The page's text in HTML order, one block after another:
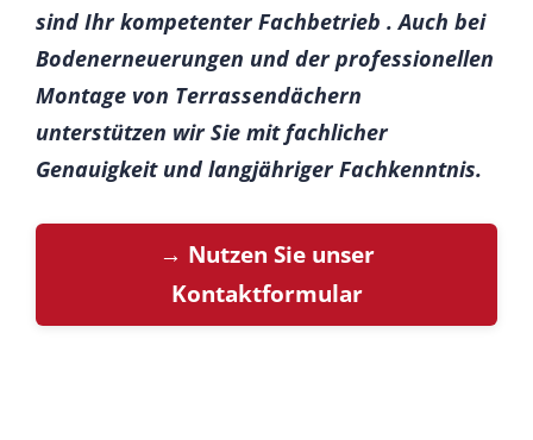
sind Ihr kompetenter Fachbetrieb . Auch bei
Bodenerneuerungen und der professionellen
Montage von Terrassendächern
unterstützen wir Sie mit fachlicher
Genauigkeit und langjähriger Fachkenntnis.
→ Nutzen Sie unser
Kontaktformular